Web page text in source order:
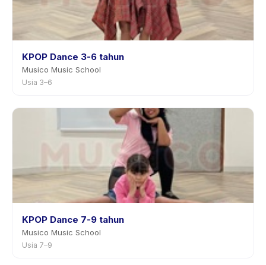
KPOP Dance 3-6 tahun
Musico Music School
Usia 3–6
KPOP Dance 7-9 tahun
Musico Music School
Usia 7–9